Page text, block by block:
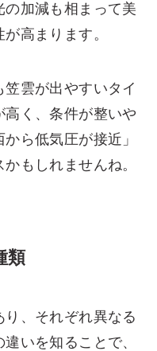
加減も相まって美
高まります。
雲が出やすいタイ
高く、条件が整いや
ら低気圧が接近」
もしれませんね。
類
、それぞれ異なる
いを知ることで、